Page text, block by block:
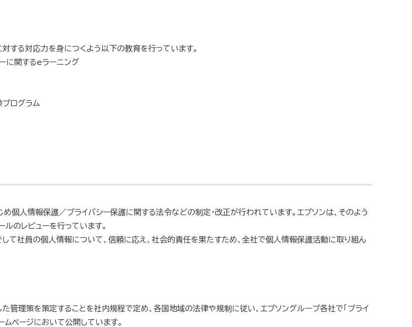
する対応力を身につくよう以下の教育を行っています。
に関するeラーニング
ログラム
個人情報保護／プライバシー保護に関する法令などの制定・改正が行われています。エプソンは、そのよう
のレビューを行っています。
て社員の個人情報について、信頼に応え、社会的責任を果たすため、全社で個人情報保護活動に取り組ん
理策を策定することを社内規程で定め、各国地域の法律や規制に従い、エプソングループ各社で「プライ
ムページにおいて公開しています。